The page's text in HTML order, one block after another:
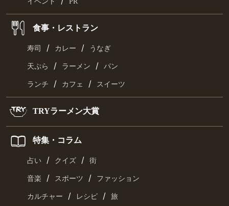
食事・レストラン
寿司 / カレー / うなぎ
天ぷら / ラーメン / パン
ランチ / カフェ / スイーツ
TRYラーメン大賞
特集・コラム
占い / クイズ / 街
音楽 / スポーツ / ファッション
カルチャー / レシピ / 旅